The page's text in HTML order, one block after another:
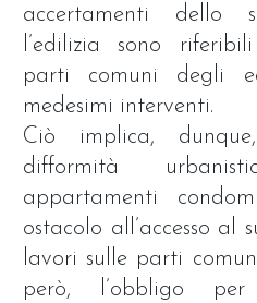
accertamenti dello
l’edilizia sono
parti comuni degli
medesimi interventi.
Ciò implica,
difformità
appartamenti
ostacolo all’accesso al
lavori sulle parti
però, l’obbligo